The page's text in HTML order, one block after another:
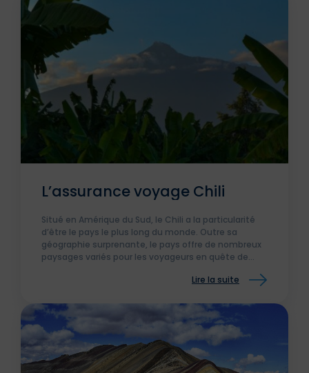
L’assurance voyage Chili
Situé en Amérique du Sud, le Chili a la particularité
d’être le pays le plus long du monde. Outre sa
géographie surprenante, le pays offre de nombreux
paysages variés pour les voyageurs en quête de
Lire la suite